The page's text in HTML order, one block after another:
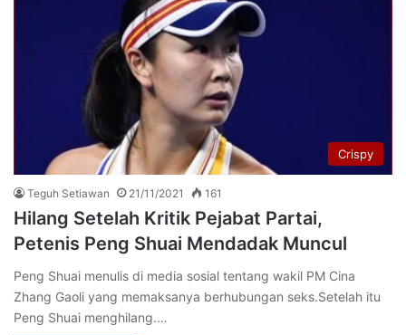
Crispy
Teguh Setiawan 21/11/2021 161
Hilang Setelah Kritik Pejabat Partai,
Petenis Peng Shuai Mendadak Muncul
Peng Shuai menulis di media sosial tentang wakil PM Cina
Zhang Gaoli yang memaksanya berhubungan seks.Setelah itu
Peng Shuai menghilang.…